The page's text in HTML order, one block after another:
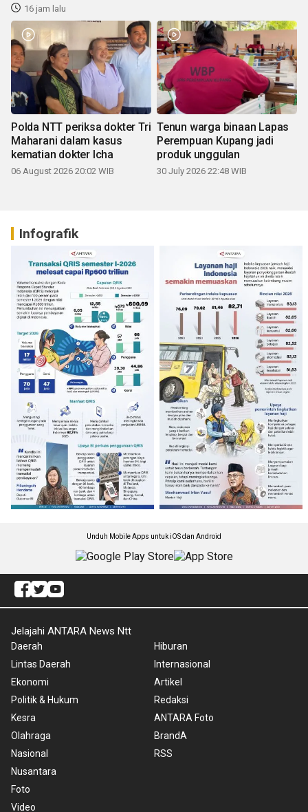
16 jam lalu
Polda NTT periksa dokter Tri
Maharani dalam kasus
kematian dokter Icha
06 August 2026 20:02 WIB
Tenun warga binaan Lapas
Perempuan Kupang jadi
produk unggulan
30 July 2026 22:48 WIB
Infografik
Unduh Mobile Apps untuk iOS dan Android
Jelajahi ANTARA News Ntt
Daerah
Lintas Daerah
Ekonomi
Politik & Hukum
Kesra
Olahraga
Nasional
Nusantara
Foto
Video
Hiburan
Internasional
Artikel
Redaksi
ANTARA Foto
BrandA
RSS